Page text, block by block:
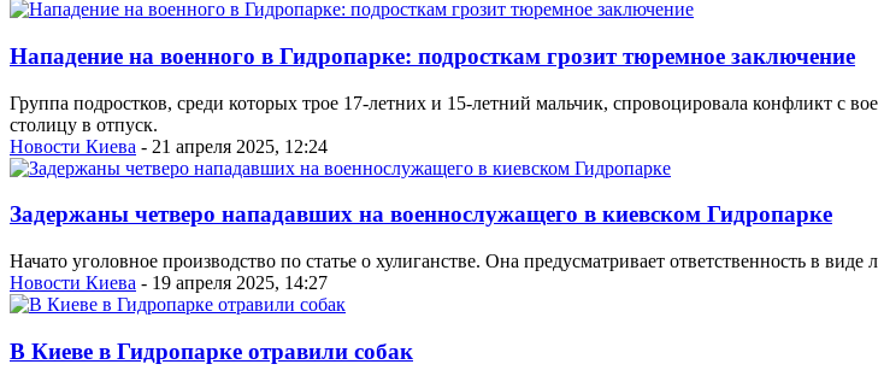
Нападение на военного в Гидропарке: подросткам грозит тюремное заключение
Группа подростков, среди которых трое 17-летних и 15-летний мальчик, спровоцировала конфликт с
столицу в отпуск.
Новости Киева - 21 апреля 2025, 12:24
Задержаны четверо нападавших на военнослужащего в киевском Гидропарке
Начато уголовное производство по статье о хулиганстве. Она предусматривает ответственность в
Новости Киева - 19 апреля 2025, 14:27
В Киеве в Гидропарке отравили собак